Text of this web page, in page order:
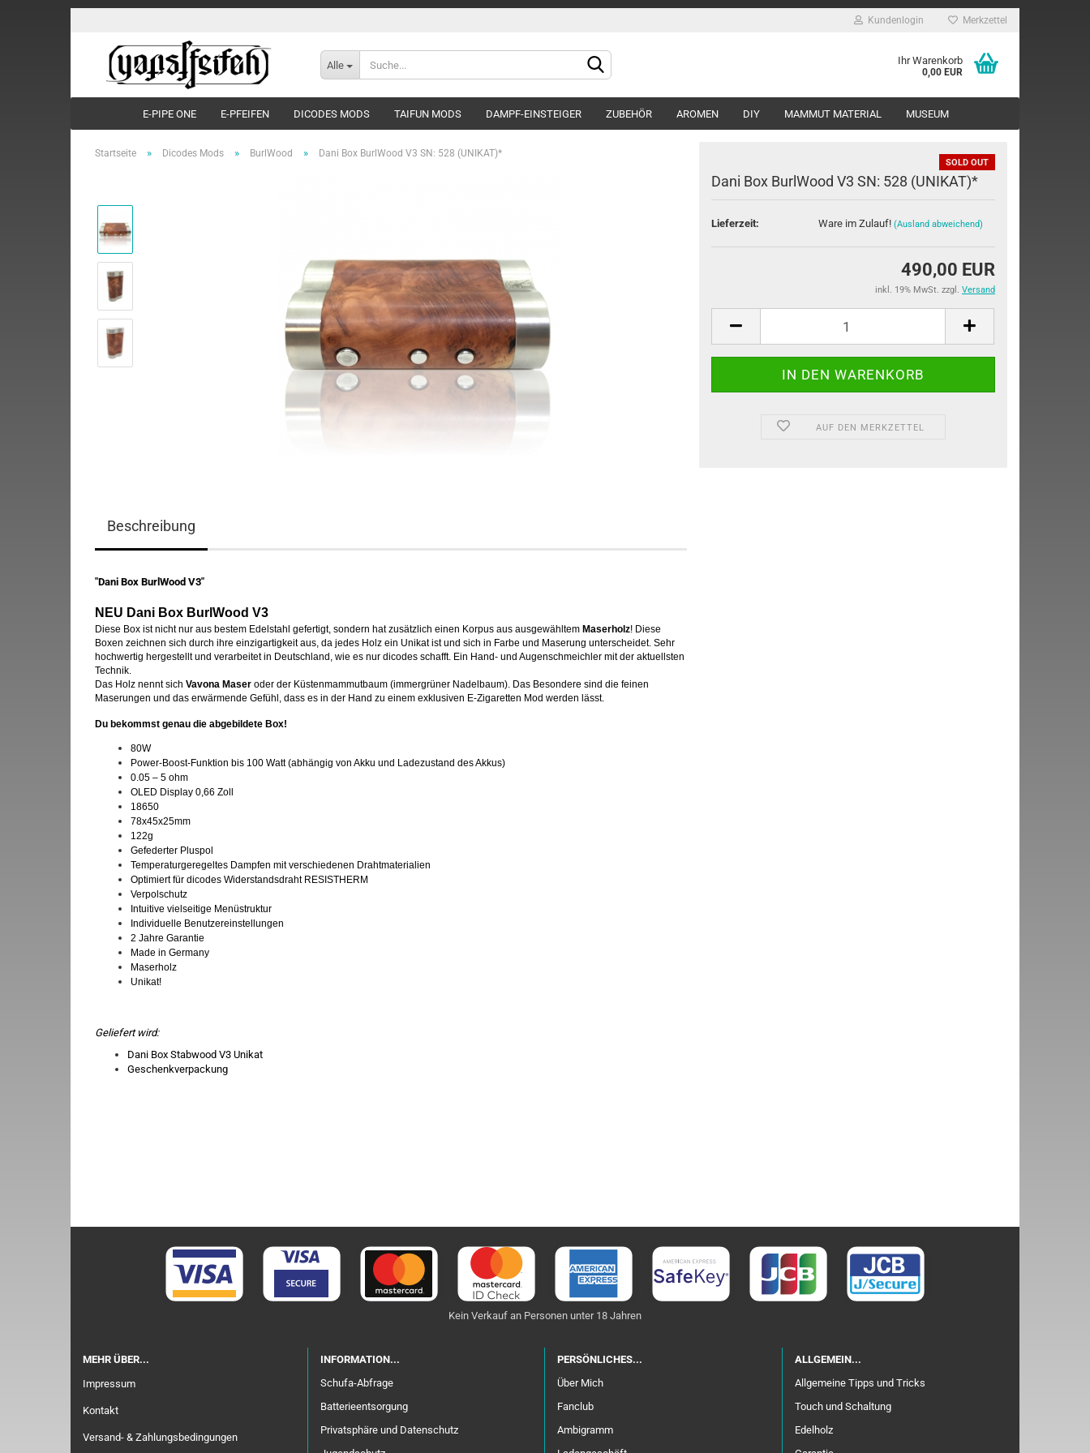
Kundenlogin
Konto erstellen
Merkzettel
Alle Ihr Warenkorb
0,00 EUR
E-PIPE ONE E-PFEIFEN DICODES MODS TAIFUN MODS DAMPF-EINSTEIGER ZUBEHÖR AROMEN DIY MAMMUT MATERIAL MUSEUM
Startseite » Dicodes Mods » BurlWood » Dani Box BurlWood V3 SN: 528 (UNIKAT)*
SOLD OUT
Dani Box BurlWood V3 SN: 528 (UNIKAT)*
Lieferzeit: Ware im Zulauf! (Ausland abweichend)
490,00 EUR
inkl. 19% MwSt. zzgl. Versand
AUF DEN MERKZETTEL
Beschreibung
"Dani Box BurlWood V3"
NEU Dani Box BurlWood V3
Diese Box ist nicht nur aus bestem Edelstahl gefertigt, sondern hat zusätzlich einen Korpus aus ausgewähltem Maserholz! Diese
Boxen zeichnen sich durch ihre einzigartigkeit aus, da jedes Holz ein Unikat ist und sich in Farbe und Maserung unterscheidet. Sehr
hochwertig hergestellt und verarbeitet in Deutschland, wie es nur dicodes schafft. Ein Hand- und Augenschmeichler mit der aktuellsten
Technik.
Das Holz nennt sich Vavona Maser oder der Küstenmammutbaum (immergrüner Nadelbaum). Das Besondere sind die feinen
Maserungen und das erwärmende Gefühl, dass es in der Hand zu einem exklusiven E-Zigaretten Mod werden lässt.
Du bekommst genau die abgebildete Box!
80W
Power-Boost-Funktion bis 100 Watt (abhängig von Akku und Ladezustand des Akkus)
0.05 – 5 ohm
OLED Display 0,66 Zoll
18650
78x45x25mm
122g
Gefederter Pluspol
Temperaturgeregeltes Dampfen mit verschiedenen Drahtmaterialien
Optimiert für dicodes Widerstandsdraht RESISTHERM
Verpolschutz
Intuitive vielseitige Menüstruktur
Individuelle Benutzereinstellungen
2 Jahre Garantie
Made in Germany
Maserholz
Unikat!
Geliefert wird:
Dani Box Stabwood V3 Unikat
Geschenkverpackung
Kein Verkauf an Personen unter 18 Jahren
MEHR ÜBER...
Impressum
Kontakt
Versand- & Zahlungsbedingungen
INFORMATION...
Schufa-Abfrage
Batterieentsorgung
Privatsphäre und Datenschutz
PERSÖNLICHES...
Über Mich
Fanclub
Ambigramm
ALLGEMEIN...
Allgemeine Tipps und Tricks
Touch und Schaltung
Edelholz